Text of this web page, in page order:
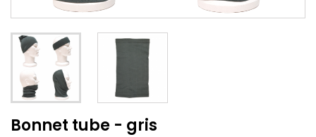
Bonnet tube - gris